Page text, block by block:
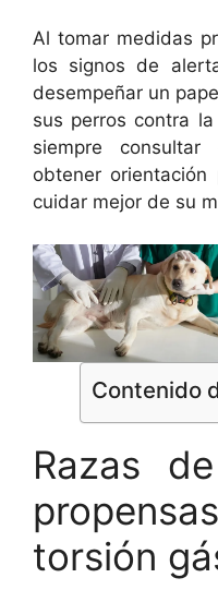
Al tomar medidas
los signos de
desempeñar un
sus perros contra
siempre
obtener orientación
cuidar mejor de su
Contenido
Razas
torsión